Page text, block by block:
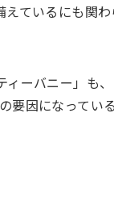
えているにも関
ィーバニー」も
要因になってい